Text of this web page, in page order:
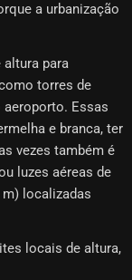
a urbanização
para
torres de
Essas
e branca, ter
vezes também é
luzes aéreas de
localizadas
locais de altura,